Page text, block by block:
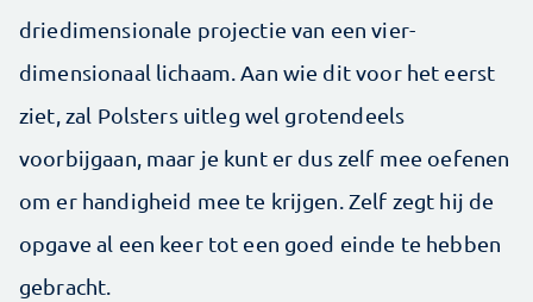
driedimensionale projectie van een vier­
dimensionaal lichaam. Aan wie dit voor het eerst
ziet, zal Polsters uitleg wel grotendeels
voorbijgaan, maar je kunt er dus zelf mee oefenen
om er handigheid mee te krijgen. Zelf zegt hij de
opgave al een keer tot een goed einde te hebben
gebracht.